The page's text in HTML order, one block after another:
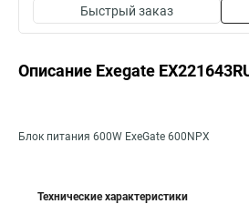
Быстрый заказ
Описание Exegate
Блок питания 600W ExeGate 600NPX
Технические характеристики